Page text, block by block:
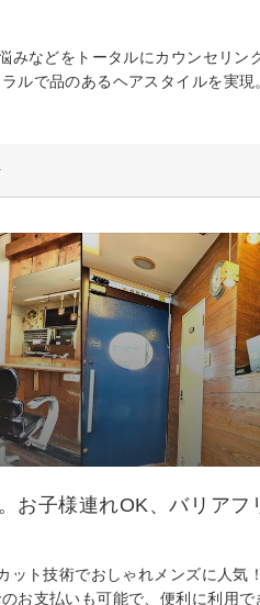
みなどをトータルにカウンセリン
ルで品のあるヘアスタイルを実現
子様連れOK、バリアフ
ット技術でおしゃれメンズに人気
お支払いも可能で、便利に利用で